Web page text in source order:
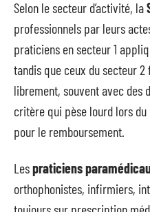
Selon le secteur d’activité, la
professionnels par leurs
praticiens en secteur 1
tandis que ceux du secteur
librement, souvent avec des
critère qui pèse lourd lors
pour le remboursement.
Lespraticiens
orthophonistes, infirmiers,